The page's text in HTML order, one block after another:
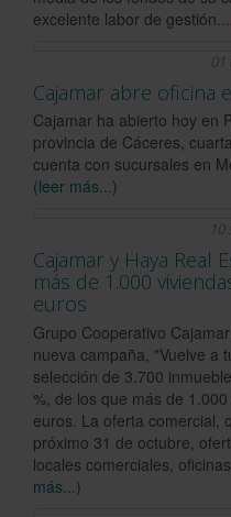
excelente labor de gestión....
01
Cajamar abre oficina
Cajamar ha abierto hoy en
provincia de Cáceres,
cuenta con sucursales en
(leer más...)
10
Cajamar y Haya Real
más de 1.000
euros
Grupo Cooperativo
nueva campaña, "Vuelve a
selección de 3.700
%, de los que más de
euros. La oferta comercial,
próximo 31 de octubre,
locales comerciales,
más...)